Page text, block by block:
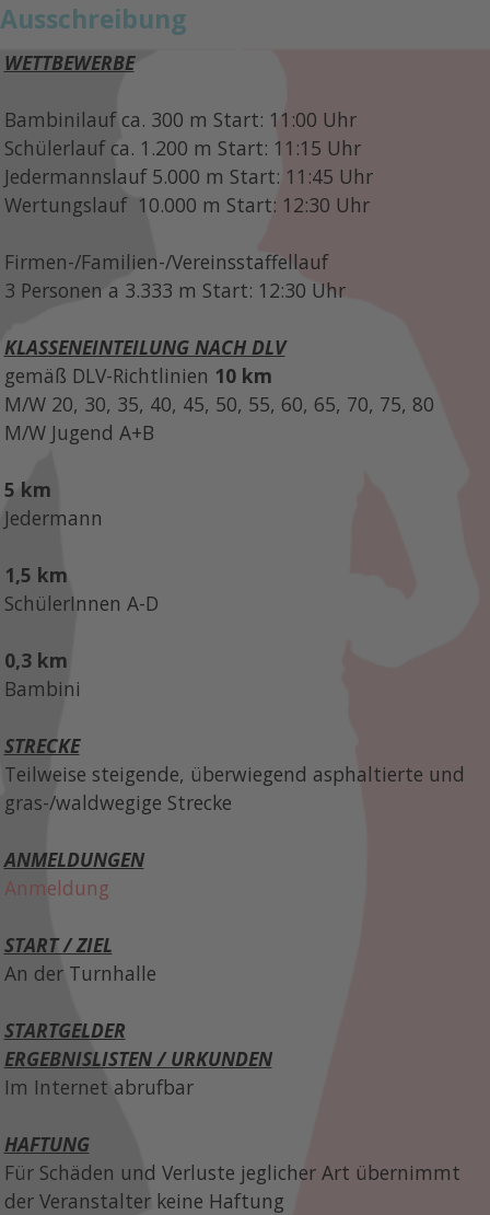
Ausschreibung
WETTBEWERBE
Bambinilauf ca. 300 m Start: 11:00 Uhr
Schülerlauf ca. 1.200 m Start: 11:15 Uhr
Jedermannslauf 5.000 m Start: 11:45 Uhr
Wertungslauf 10.000 m Start: 12:30 Uhr
Firmen-/Familien-/Vereinsstaffellauf
3 Personen a 3.333 m Start: 12:30 Uhr
KLASSENEINTEILUNG NACH DLV
gemäß DLV-Richtlinien 10 km
M/W 20, 30, 35, 40, 45, 50, 55, 60, 65, 70, 75, 80
M/W Jugend A+B
5 km
Jedermann
1,5 km
SchülerInnen A-D
0,3 km
Bambini
STRECKE
Teilweise steigende, überwiegend asphaltierte und
gras-/waldwegige Strecke
ANMELDUNGEN
Anmeldung
START / ZIEL
An der Turnhalle
STARTGELDER
ERGEBNISLISTEN / URKUNDEN
Im Internet abrufbar
HAFTUNG
Für Schäden und Verluste jeglicher Art übernimmt
der Veranstalter keine Haftung